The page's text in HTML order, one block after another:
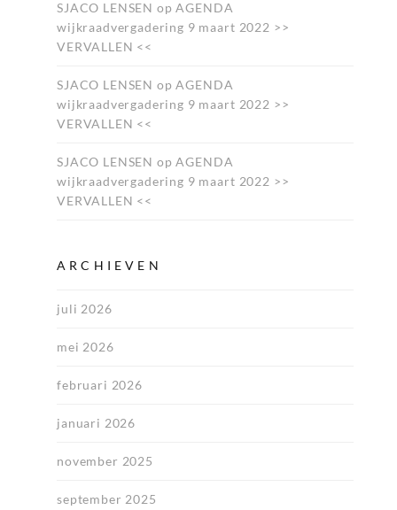
SJACO LENSEN opAGENDA
wijkraadvergadering 9 maart 2022 >>
VERVALLEN <<
SJACO LENSEN opAGENDA
wijkraadvergadering 9 maart 2022 >>
VERVALLEN <<
SJACO LENSEN opAGENDA
wijkraadvergadering 9 maart 2022 >>
VERVALLEN <<
ARCHIEVEN
juli 2026
mei 2026
februari 2026
januari 2026
november 2025
september 2025